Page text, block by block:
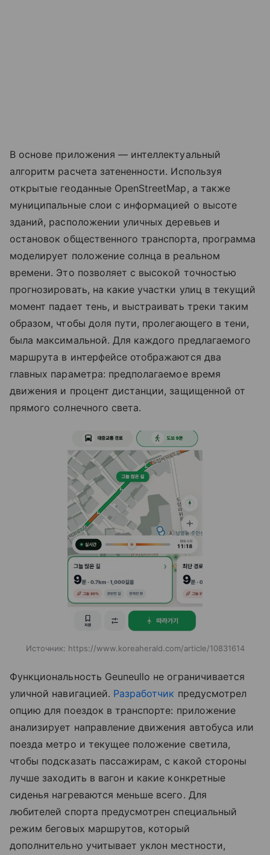
В основе приложения — интеллектуальный
алгоритм расчета затененности. Используя
открытые геоданные OpenStreetMap, а также
муниципальные слои с информацией о высоте
зданий, расположении уличных деревьев и
остановок общественного транспорта, программа
моделирует положение солнца в реальном
времени. Это позволяет с высокой точностью
прогнозировать, на какие участки улиц в текущий
момент падает тень, и выстраивать треки таким
образом, чтобы доля пути, пролегающего в тени,
была максимальной. Для каждого предлагаемого
маршрута в интерфейсе отображаются два
главных параметра: предполагаемое время
движения и процент дистанции, защищенной от
прямого солнечного света.
Источник: https://www.koreaherald.com/article/10831614
Функциональность Geuneullo не ограничивается
уличной навигацией. Разработчик предусмотрел
опцию для поездок в транспорте: приложение
анализирует направление движения автобуса или
поезда метро и текущее положение светила,
чтобы подсказать пассажирам, с какой стороны
лучше заходить в вагон и какие конкретные
сиденья нагреваются меньше всего. Для
любителей спорта предусмотрен специальный
режим беговых маршрутов, который
дополнительно учитывает уклон местности,